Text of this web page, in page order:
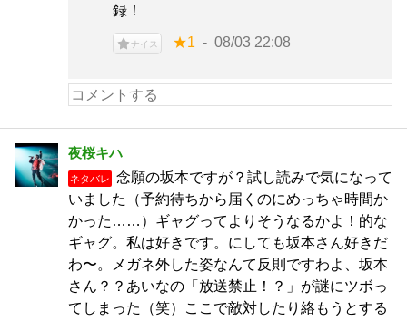
録！
ナイス ★1 08/03 22:08
夜桜キハ
ネタバレ
念願の坂本ですが？試し読みで気になって
いました（予約待ちから届くのにめっちゃ時間か
かった……）ギャグってよりそうなるかよ！的な
ギャグ。私は好きです。にしても坂本さん好きだ
わ〜。メガネ外した姿なんて反則ですわよ、坂本
さん？？あいなの「放送禁止！？」が謎にツボっ
てしまった（笑）ここで敵対したり絡もうとする